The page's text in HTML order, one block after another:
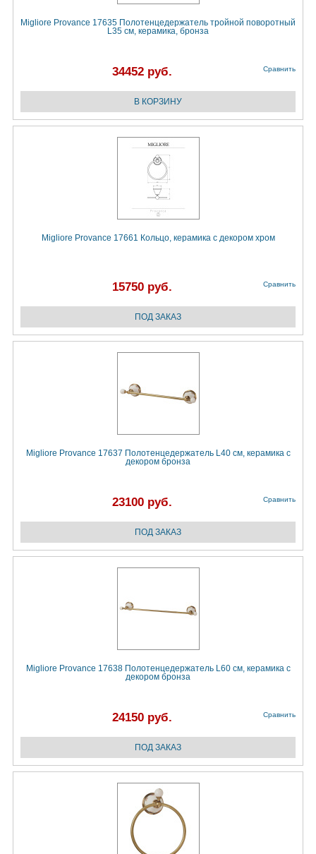
Migliore Provance 17635 Полотенцедержатель тройной поворотный
L35 cм, керамика, бронза
34452 руб. Сравнить
Migliore Provance 17661 Кольцо, керамика с декором хром
15750 руб. Сравнить
Migliore Provance 17637 Полотенцедержатель L40 см, керамика с
декором бронза
23100 руб. Сравнить
Migliore Provance 17638 Полотенцедержатель L60 см, керамика с
декором бронза
24150 руб. Сравнить